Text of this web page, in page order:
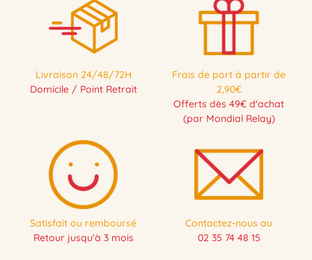
Livraison 24/48/72H
Domicile / Point Retrait
Frais de port à partir de
2,90€
Offerts dès 49€ d'achat
(par Mondial Relay)
Satisfait ou remboursé
Retour jusqu'à 3 mois
Contactez-nous au
02 35 74 48 15